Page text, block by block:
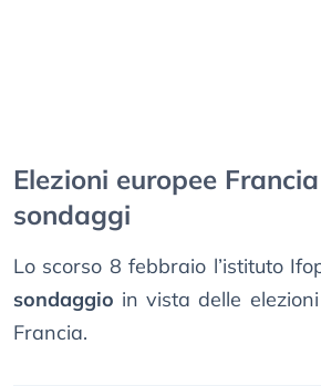
Elezioni europee
sondaggi
Lo scorso 8 febbraio l’istituto
sondaggio in vista delle
Francia.